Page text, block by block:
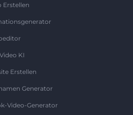
Erstellen
KI
Erstellen
Generator
Video-Generator